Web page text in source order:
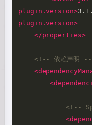
plugin.version>
plugin.version>
</properties>
<!-- 依赖声明 --
<!--